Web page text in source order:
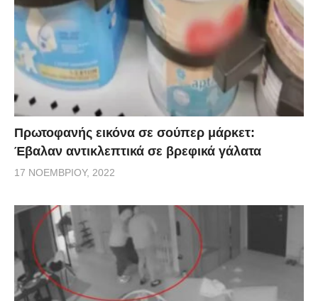
Πρωτοφανής εικόνα σε σούπερ μάρκετ:
Έβαλαν αντικλεπτικά σε βρεφικά γάλατα
17 ΝΟΕΜΒΡΊΟΥ, 2022